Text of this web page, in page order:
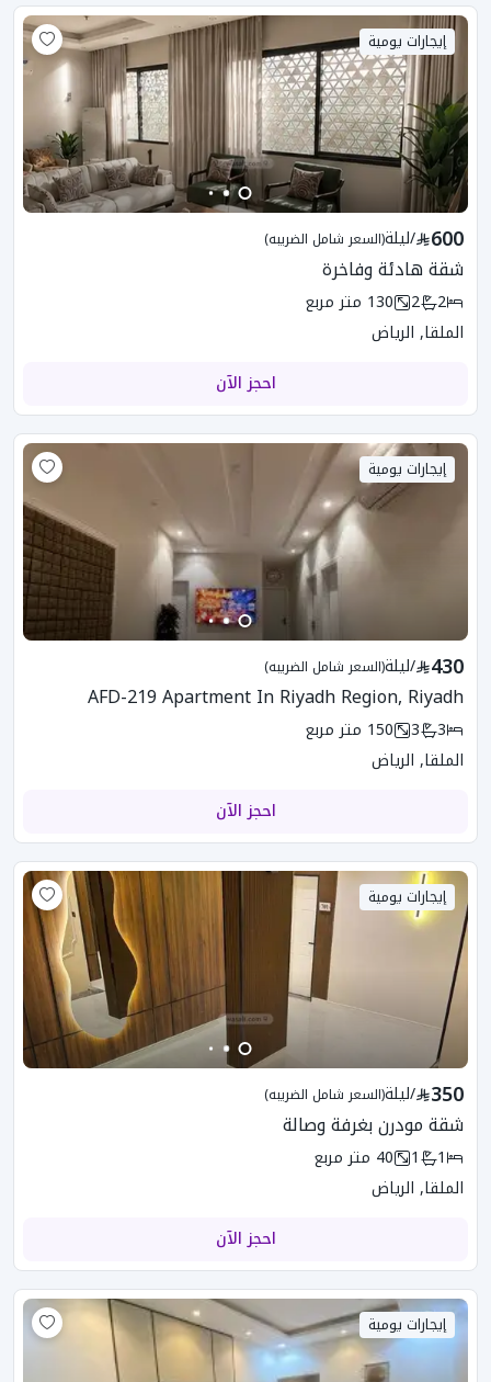
إيجارات يومية
600
/ليلة(السعر شامل الضريبه)
شقة هادئة وفاخرة
2
2
130 متر مربع
الملقا, الرياض
احجز الآن
إيجارات يومية
430
/ليلة(السعر شامل الضريبه)
AFD-219 Apartment In Riyadh Region, Riyadh
3
3
150 متر مربع
الملقا, الرياض
احجز الآن
إيجارات يومية
350
/ليلة(السعر شامل الضريبه)
شقة مودرن بغرفة وصالة
1
1
40 متر مربع
الملقا, الرياض
احجز الآن
إيجارات يومية